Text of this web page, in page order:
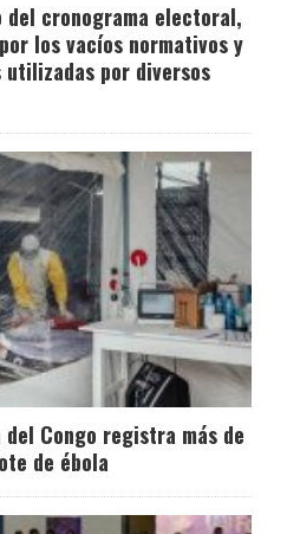
del cronograma electoral,
los vacíos normativos y
por diversos
Congo registra más de
de ébola